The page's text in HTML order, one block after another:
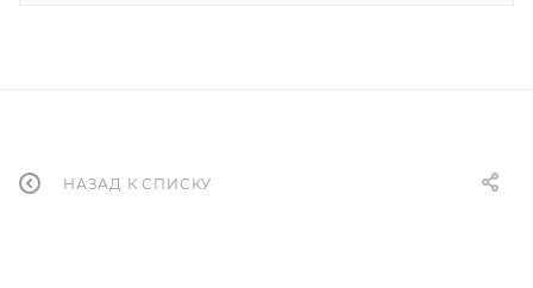
НАЗАД К СПИСКУ